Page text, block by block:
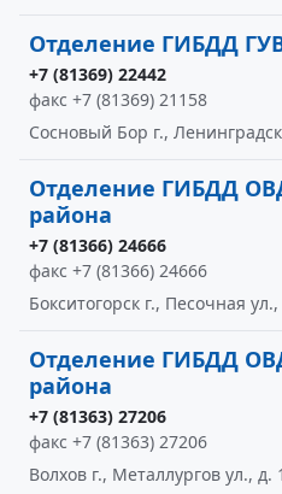
Отделение ГИБДД
+7 (81369) 22442
факс +7 (81369) 21158
Сосновый Бор г.,
Отделение ГИБДД
района
+7 (81366) 24666
факс +7 (81366) 24666
Бокситогорск г., Песочная
Отделение ГИБДД
района
+7 (81363) 27206
факс +7 (81363) 27206
Волхов г., Металлургов ул., д.